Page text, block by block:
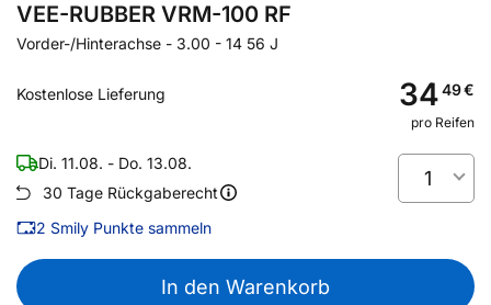
VEE-RUBBER VRM-100 RF
Vorder-/Hinterachse - 3.00 - 14 56 J
Kostenlose Lieferung 3449€
pro Reifen
Di. 11.08. - Do. 13.08.
30 Tage Rückgaberecht
2 Smily Punkte sammeln
1
In den Warenkorb